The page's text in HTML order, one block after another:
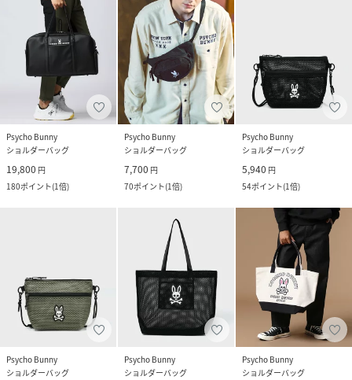
Psycho Bunny
ショルダーバッグ
19,800 円
180ポイント(1倍)
Psycho Bunny
ショルダーバッグ
7,700 円
70ポイント(1倍)
Psycho Bunny
ショルダーバッグ
5,940 円
54ポイント(1倍)
Psycho Bunny
ショルダーバッグ
Psycho Bunny
ショルダーバッグ
Psycho Bunny
ショルダーバッグ